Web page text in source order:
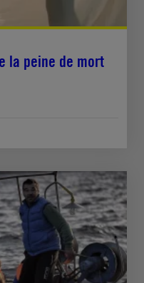
la peine de mort